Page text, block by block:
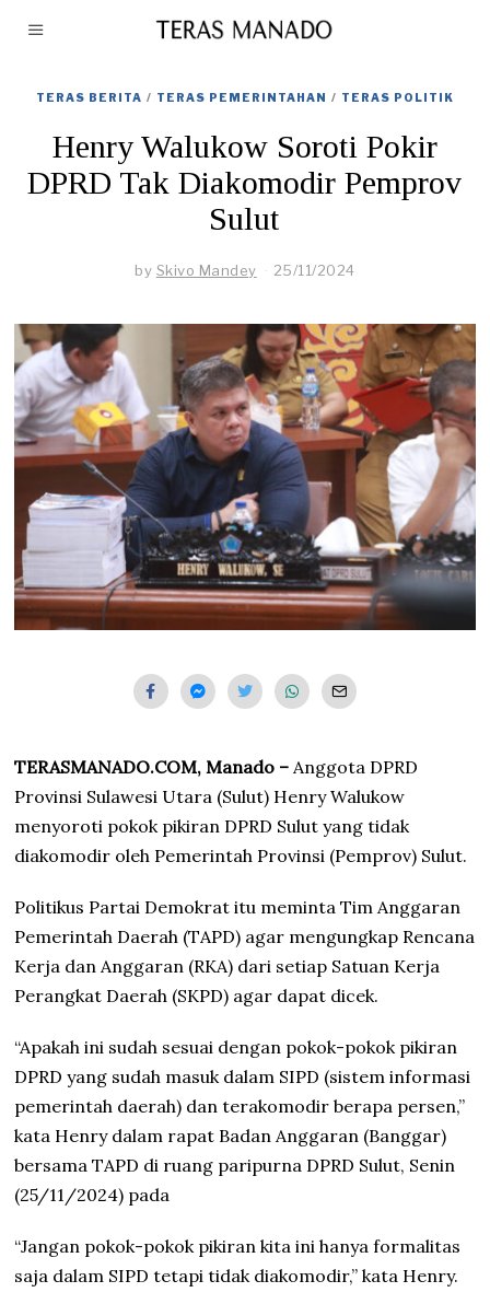
TERAS BERITA / TERAS PEMERINTAHAN / TERAS POLITIK
Henry Walukow Soroti Pokir
DPRD Tak Diakomodir Pemprov
Sulut
by Skivo Mandey 25/11/2024
1
1
/
2
0
2
4
TERASMANADO.COM, Manado – Anggota DPRD
Provinsi Sulawesi Utara (Sulut) Henry Walukow
menyoroti pokok pikiran DPRD Sulut yang tidak
diakomodir oleh Pemerintah Provinsi (Pemprov) Sulut.
Politikus Partai Demokrat itu meminta Tim Anggaran
Pemerintah Daerah (TAPD) agar mengungkap Rencana
Kerja dan Anggaran (RKA) dari setiap Satuan Kerja
Perangkat Daerah (SKPD) agar dapat dicek.
“Apakah ini sudah sesuai dengan pokok-pokok pikiran
DPRD yang sudah masuk dalam SIPD (sistem informasi
pemerintah daerah) dan terakomodir berapa persen,”
kata Henry dalam rapat Badan Anggaran (Banggar)
bersama TAPD di ruang paripurna DPRD Sulut, Senin
(25/11/2024) pada
“Jangan pokok-pokok pikiran kita ini hanya formalitas
saja dalam SIPD tetapi tidak diakomodir,” kata Henry.